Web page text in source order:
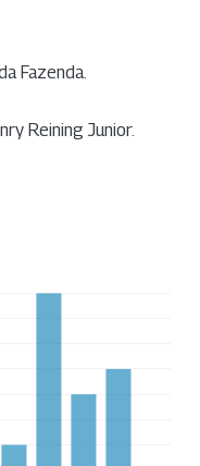
Fazenda.
Reining Junior.